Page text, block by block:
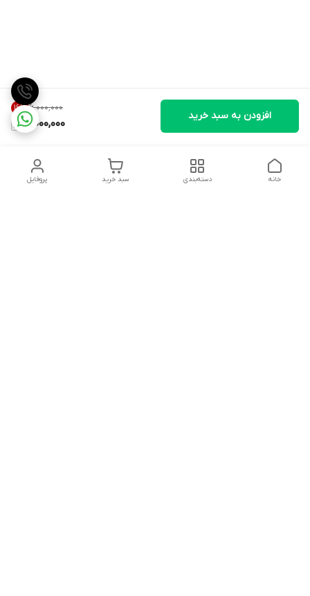
۶٬۰۰۰٬۰۰۰ 16%
5,000,000
افزودن به سبد خرید
پروفایل سبد خرید دسته‌بندی خانه